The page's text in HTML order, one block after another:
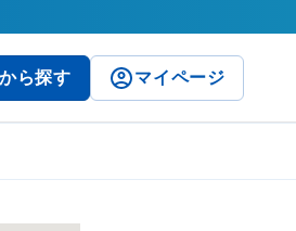
ら探す マイページ